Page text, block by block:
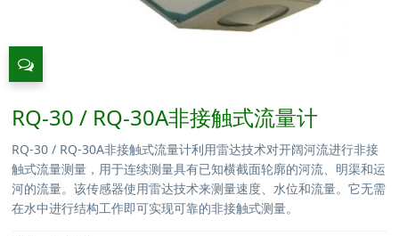
RQ-30 / RQ-30A非接触式流量计
RQ-30 / RQ-30A非接触式流量计利用雷达技术对开阔河流进行非接
触式流量测量，用于连续测量具有已知横截面轮廓的河流、明渠和运
河的流量。该传感器使用雷达技术来测量速度、水位和流量。它无需
在水中进行结构工作即可实现可靠的非接触式测量。